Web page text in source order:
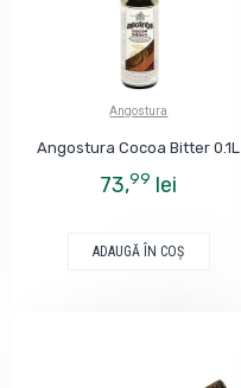
Angostura
Angostura Cocoa Bitter 0.1L
73,99 lei
ADAUGĂ ÎN COŞ